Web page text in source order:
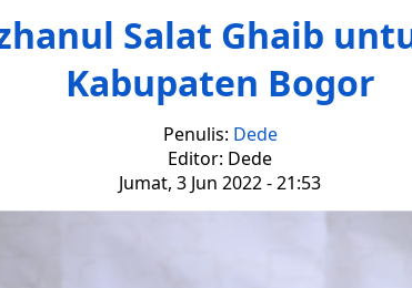
Salat Ghaib
Kabupaten Bogor
Penulis: Dede
Editor: Dede
Jumat, 3 Jun 2022 - 21:53